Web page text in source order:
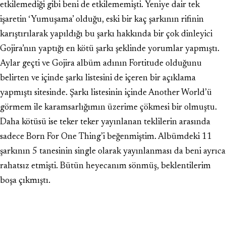
etkilemediği gibi beni de etkilememişti. Yeniye dair tek
işaretin ‘Yumuşama’ olduğu, eski bir kaç şarkının rifinin
karıştırılarak yapıldığı bu şarkı hakkında bir çok dinleyici
Gojira’nın yaptığı en kötü şarkı şeklinde yorumlar yapmıştı.
Aylar geçti ve Gojira albüm adının Fortitude olduğunu
belirten ve içinde şarkı listesini de içeren bir açıklama
yapmıştı sitesinde. Şarkı listesinin içinde Another World’ü
görmem ile karamsarlığımın üzerime çökmesi bir olmuştu.
Daha kötüsü ise teker teker yayınlanan teklilerin arasında
sadece Born For One Thing’i beğenmiştim. Albümdeki 11
şarkının 5 tanesinin single olarak yayınlanması da beni ayrıca
rahatsız etmişti. Bütün heyecanım sönmüş, beklentilerim
boşa çıkmıştı.